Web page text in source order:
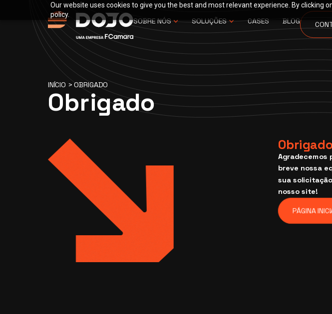
Our website uses cookies to give you the best and most relevant experience. By clicking
policy.
SOBRE NÓS SOLUÇÕES CASES BLOG
INÍCIO >OBRIGADO
Obrigado
Agradecemos
breve nossa
sua
nosso site!
PÁGINA